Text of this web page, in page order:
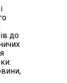
до